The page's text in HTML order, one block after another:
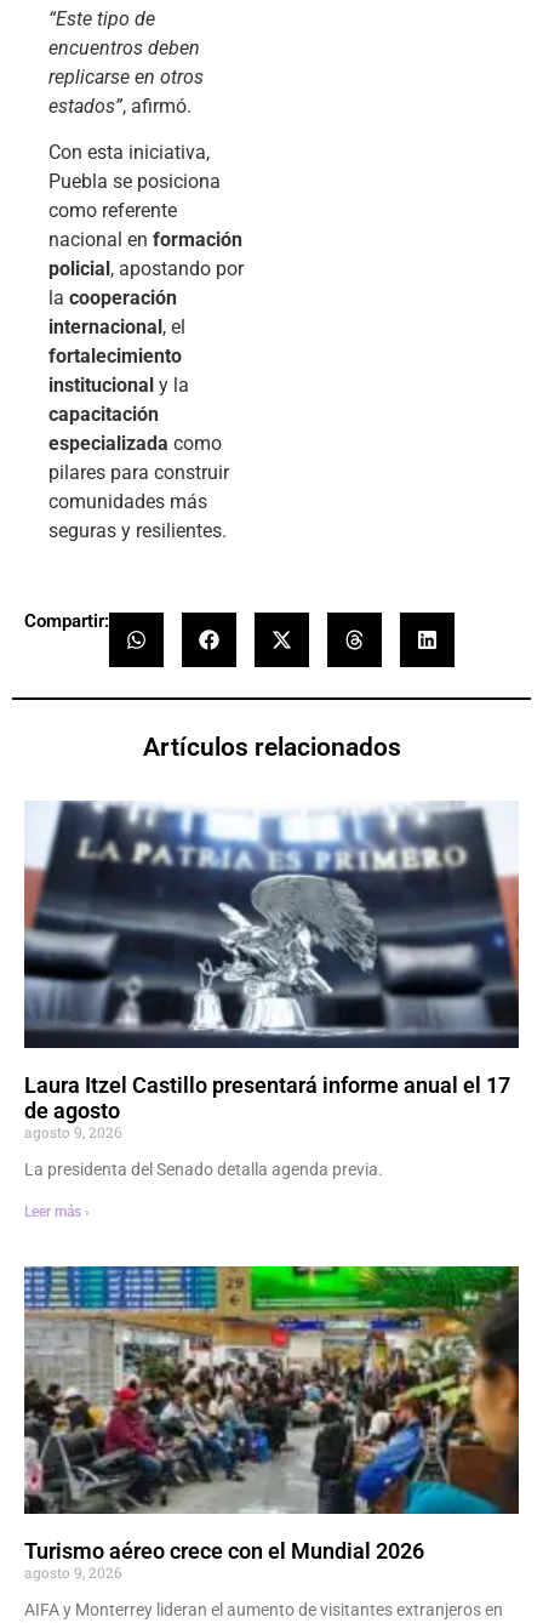
“Este tipo de
encuentros deben
replicarse en otros
estados”, afirmó.
Con esta iniciativa,
Puebla se posiciona
como referente
nacional en formación
policial , apostando por
la cooperación
internacional , el
fortalecimiento
institucional y la
capacitación
especializada como
pilares para construir
comunidades más
seguras y resilientes.
Compartir:
Artículos relacionados
Laura Itzel Castillo presentará informe anual el 17
de agosto
agosto 9, 2026
La presidenta del Senado detalla agenda previa.
Leer más ›
Turismo aéreo crece con el Mundial 2026
agosto 9, 2026
AIFA y Monterrey lideran el aumento de visitantes extranjeros en